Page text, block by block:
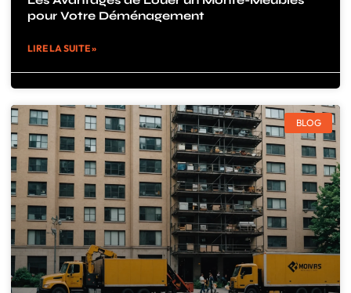
pour Votre Déménagement
LIRE LA SUITE »
BLOG